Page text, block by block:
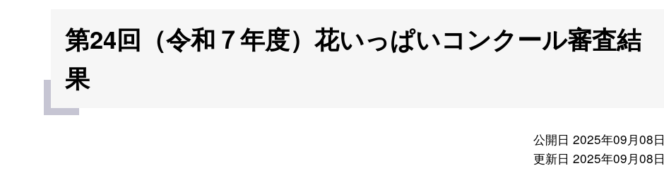
第24回（令和７年度）花いっぱいコンクール審査結
果
公開日 2025年09月08日
更新日 2025年09月08日